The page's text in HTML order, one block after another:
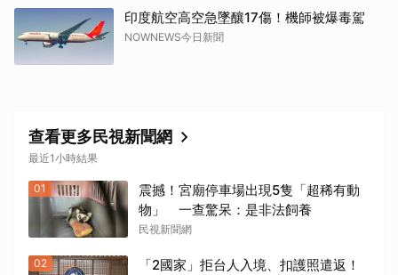
印度航空高空急墜釀17傷！機師被爆毒駕
NOWNEWS今日新聞
查看更多民視新聞網
最近1小時結果
01
震撼！宮廟停車場出現5隻「超稀有動
物」 一查驚呆：是非法飼養
民視新聞網
02
「2國家」拒台人入境、扣護照遣返！